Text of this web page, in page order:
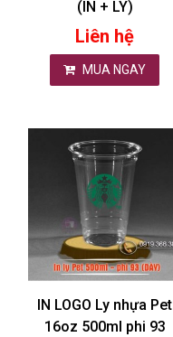
(IN + LY)
Liên hệ
MUA NGAY
IN LOGO Ly nhựa Pet
16oz 500ml phi 93